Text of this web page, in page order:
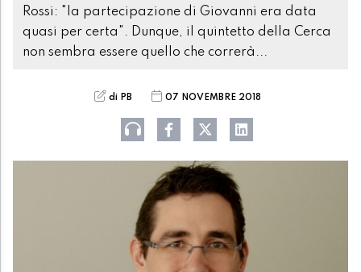
Rossi: "la partecipazione di Giovanni era data
quasi per certa". Dunque, il quintetto della Cerca
non sembra essere quello che correrà...
di PB 07 NOVEMBRE 2018